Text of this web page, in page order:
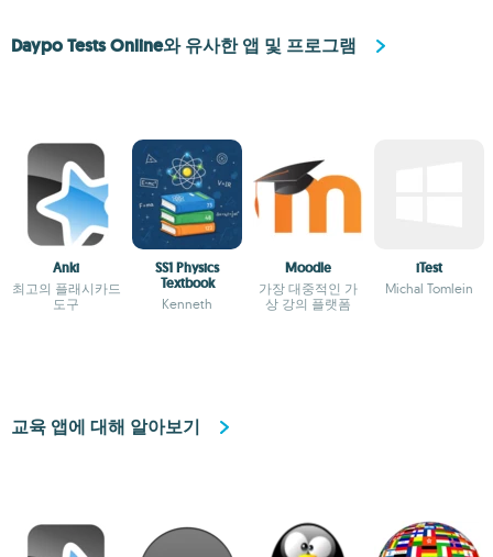
Daypo Tests Online와 유사한 앱 및 프로그램
Anki
최고의 플래시카드
도구
SS1 Physics
Textbook
Kenneth
Moodle
가장 대중적인 가
상 강의 플랫폼
iTest
Michal Tomlein
교육 앱에 대해 알아보기